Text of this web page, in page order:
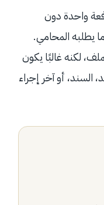
واحدة دون
يطلبه المحامي.
لكنه غالبًا يكون
السند، أو آخر إجراء